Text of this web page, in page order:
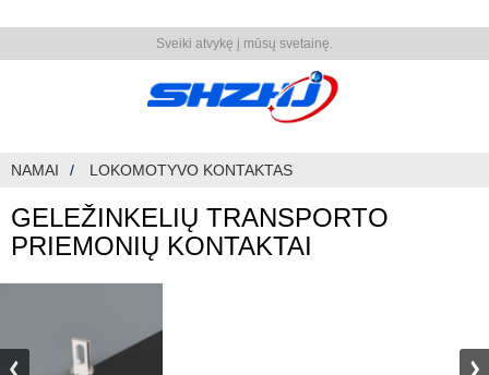
Sveiki atvykę į mūsų svetainę.
NAMAI LOKOMOTYVO KONTAKTAS
GELEŽINKELIŲ TRANSPORTO
PRIEMONIŲ KONTAKTAI